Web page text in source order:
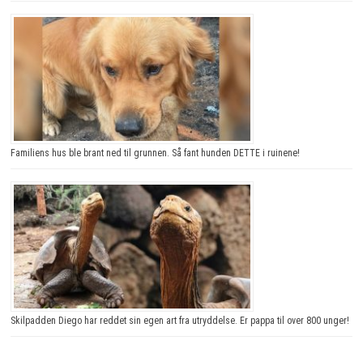
Familiens hus ble brant ned til grunnen. Så fant hunden DETTE i ruinene!
Skilpadden Diego har reddet sin egen art fra utryddelse. Er pappa til over 800 unger!